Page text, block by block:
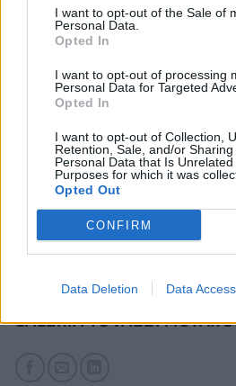
I want to opt-out of the Sale of
Personal Data.
Opted In
I want to opt-out of processing
Personal Data for Targeted
Opted In
I want to opt-out of Collection,
Retention, Sale, and/or
Personal Data that Is
Purposes for which it was
Opted Out
CONFIRM
Data Deletion Data Access
Tételszám: 5
Eladó adatai
Eladó:Virág Judit
Mű-Terem Galéria
1055 Budapest,
http://
Bemutatkozás: Kiemelkedő kvalitású
aukcionálása. Exkluzív aukciók
GALÉRIA TOVÁBBI